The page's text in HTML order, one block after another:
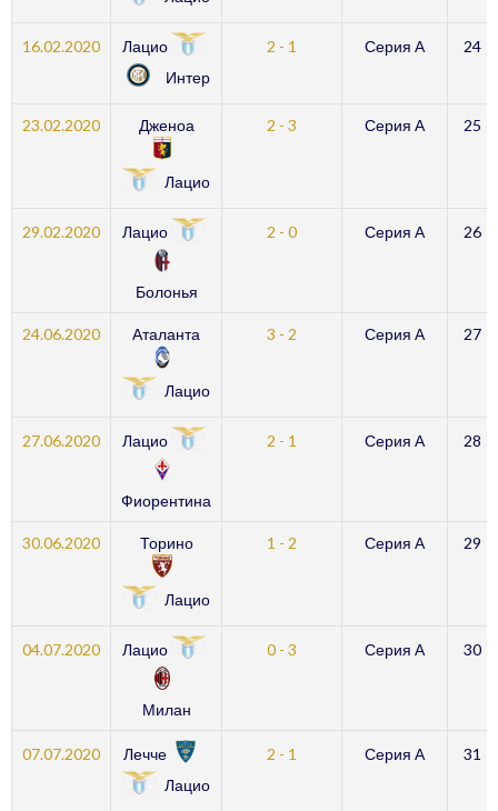
16.02.2020
Лацио
Интер
2 - 1 Серия А 24
23.02.2020 Дженоа
Лацио
2 - 3 Серия А 25
29.02.2020 Лацио
Болонья
2 - 0 Серия А 26
24.06.2020 Аталанта
Лацио
3 - 2 Серия А 27
27.06.2020 Лацио
Фиорентина
2 - 1 Серия А 28
30.06.2020 Торино
Лацио
1 - 2 Серия А 29
04.07.2020 Лацио
Милан
0 - 3 Серия А 30
07.07.2020
Лечче
Лацио
2 - 1 Серия А 31